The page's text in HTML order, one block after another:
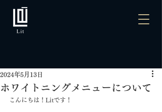
ホワイトニングメニューについて
2024年5月13日
こんにちは！Litです！